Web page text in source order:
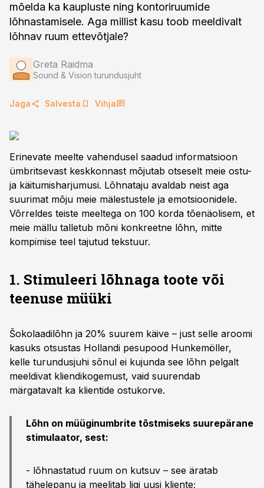
mõelda ka kaupluste ning kontoriruumide
lõhnastamisele. Aga millist kasu toob meeldivalt
lõhnav ruum ettevõtjale?
Greta Raidma
Sound & Vision turundusjuht
Jaga Salvesta Vihja
Erinevate meelte vahendusel saadud informatsioon
ümbritsevast keskkonnast mõjutab otseselt meie ostu-
ja käitumisharjumusi. Lõhnataju avaldab neist aga
suurimat mõju meie mälestustele ja emotsioonidele.
Võrreldes teiste meeltega on 100 korda tõenäolisem, et
meie mällu talletub mõni konkreetne lõhn, mitte
kompimise teel tajutud tekstuur.
1. Stimuleeri lõhnaga toote või
teenuse müüki
Šokolaadilõhn ja 20% suurem käive – just selle aroomi
kasuks otsustas Hollandi pesupood Hunkemöller,
kelle turundusjuhi sõnul ei kujunda see lõhn pelgalt
meeldivat kliendikogemust, vaid suurendab
märgatavalt ka klientide ostukorve.
Lõhn on müüginumbrite tõstmiseks suurepärane
stimulaator, sest:
- lõhnastatud ruum on kutsuv – see äratab
tähelepanu ja meelitab ligi uusi kliente;